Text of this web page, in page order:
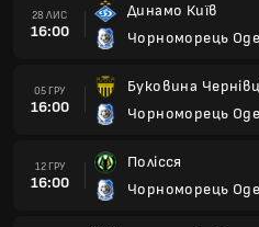
28 ЛИС
16:00
Динамо Київ
Чорноморець
05 ГРУ
16:00
Буковина
Чорноморець
12 ГРУ
16:00
Полісся
Чорноморець